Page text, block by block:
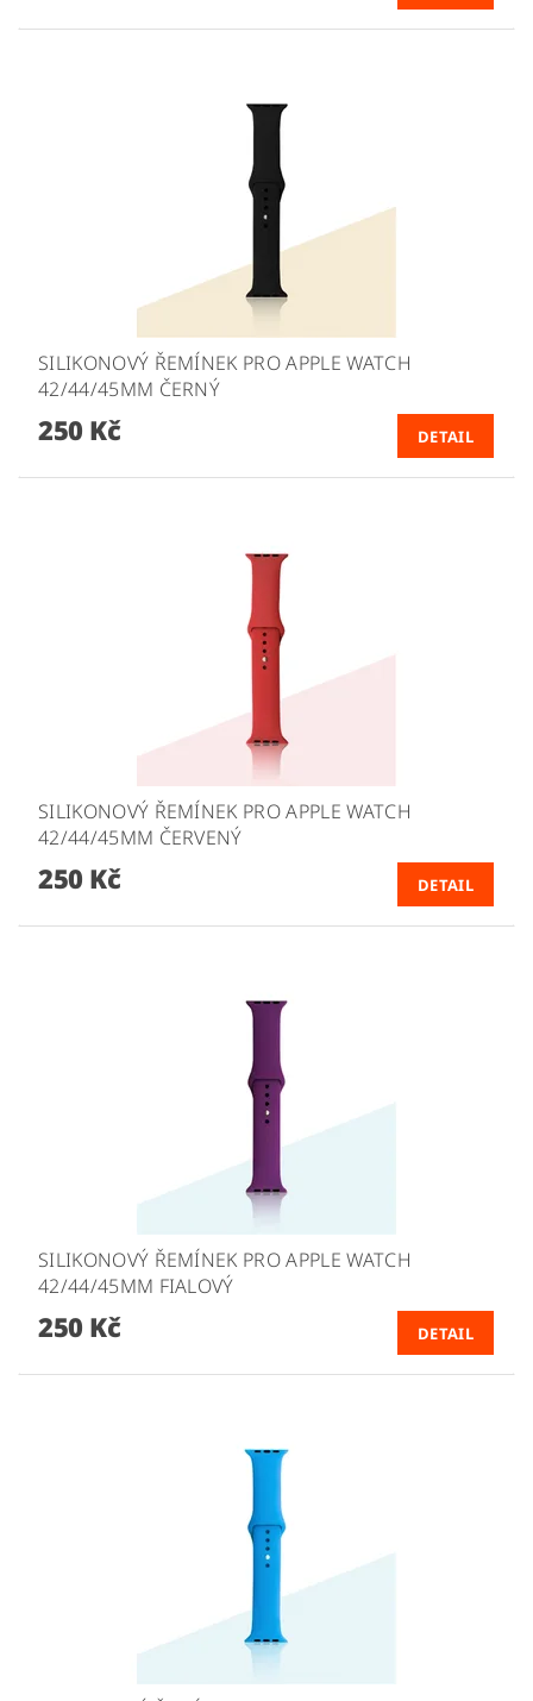
SILIKONOVÝ ŘEMÍNEK PRO APPLE WATCH
42/44/45MM ČERNÝ
250 Kč DETAIL
SILIKONOVÝ ŘEMÍNEK PRO APPLE WATCH
42/44/45MM ČERVENÝ
250 Kč DETAIL
SILIKONOVÝ ŘEMÍNEK PRO APPLE WATCH
42/44/45MM FIALOVÝ
250 Kč DETAIL